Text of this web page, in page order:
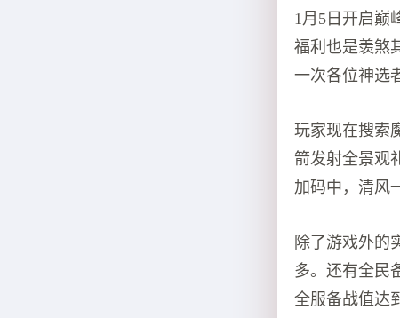
1月5日开启巅
福利也是羡煞
一次各位神选
玩家现在搜索
箭发射全景观
加码中，清风
除了游戏外的
多。还有全民
全服备战值达